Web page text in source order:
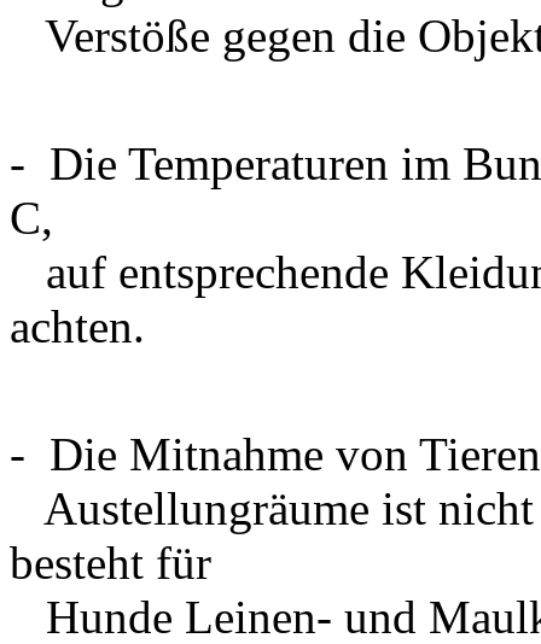
Verstöße gegen die
- Die Temperaturen im
C,
auf entsprechende
achten.
- Die Mitnahme von
Austellungräume ist
besteht für
Hunde Leinen- und